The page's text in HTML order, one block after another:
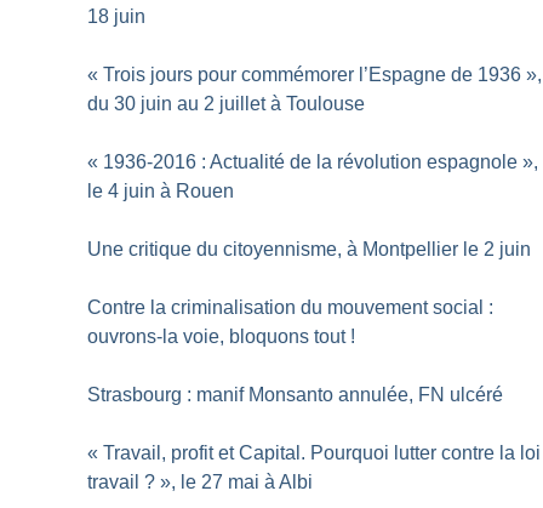
18 juin
« Trois jours pour commémorer l’Espagne de 1936 »,
du 30 juin au 2 juillet à Toulouse
« 1936-2016 : Actualité de la révolution espagnole »,
le 4 juin à Rouen
Une critique du citoyennisme, à Montpellier le 2 juin
Contre la criminalisation du mouvement social :
ouvrons-la voie, bloquons tout !
Strasbourg : manif Monsanto annulée, FN ulcéré
« Travail, profit et Capital. Pourquoi lutter contre la loi
travail ? », le 27 mai à Albi